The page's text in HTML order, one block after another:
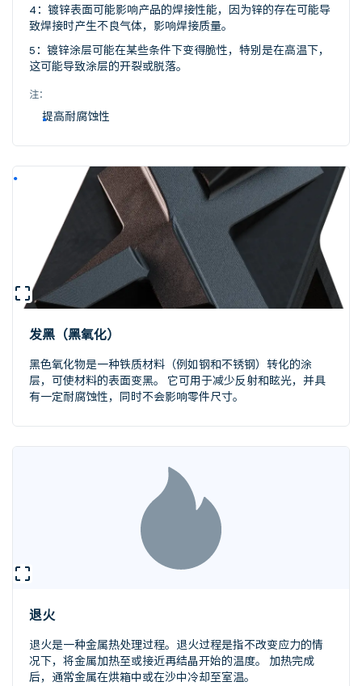
4：镀锌表面可能影响产品的焊接性能，因为锌的存在可能导
致焊接时产生不良气体，影响焊接质量。
5：镀锌涂层可能在某些条件下变得脆性，特别是在高温下，
这可能导致涂层的开裂或脱落。
注：
提高耐腐蚀性
发黑（黑氧化）
黑色氧化物是一种铁质材料（例如钢和不锈钢）转化的涂
层，可使材料的表面变黑。 它可用于减少反射和眩光，并具
有一定耐腐蚀性，同时不会影响零件尺寸。
退火
退火是一种金属热处理过程。退火过程是指不改变应力的情
况下，将金属加热至或接近再结晶开始的温度。 加热完成
后，通常金属在烘箱中或在沙中冷却至室温。